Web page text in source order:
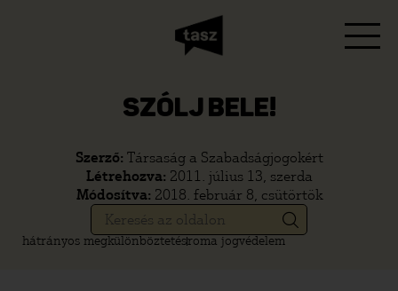
SZÓLJ BELE!
Szerző: Társaság a Szabadságjogokért
Létrehozva: 2011. július 13, szerda
Módosítva: 2018. február 8, csütörtök
hátrányos megkülönböztetésroma jogvédelem